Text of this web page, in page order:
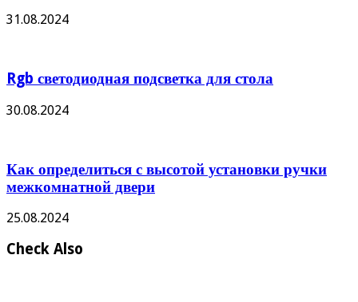
31.08.2024
Rgb светодиодная подсветка для стола
30.08.2024
Как определиться с высотой установки ручки
межкомнатной двери
25.08.2024
Check Also